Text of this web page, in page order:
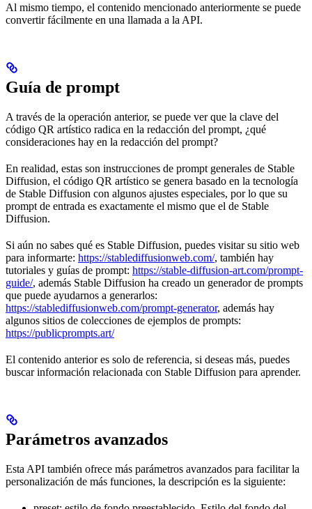
Al mismo tiempo, el contenido mencionado anteriormente se puede
convertir fácilmente en una llamada a la API.
Guía de prompt
A través de la operación anterior, se puede ver que la clave del
código QR artístico radica en la redacción del prompt, ¿qué
consideraciones hay en la redacción del prompt?
En realidad, estas son instrucciones de prompt generales de Stable
Diffusion, el código QR artístico se genera basado en la tecnología
de Stable Diffusion con algunos ajustes especiales, por lo que su
prompt de entrada es exactamente el mismo que el de Stable
Diffusion.
Si aún no sabes qué es Stable Diffusion, puedes visitar su sitio web
para informarte: https://stablediffusionweb.com/, también hay
tutoriales y guías de prompt: https://stable-diffusion-art.com/prompt-
guide/, además Stable Diffusion ha creado un generador de prompts
que puede ayudarnos a generarlos:
https://stablediffusionweb.com/prompt-generator, además hay
algunos sitios de colecciones de ejemplos de prompts:
https://publicprompts.art/
El contenido anterior es solo de referencia, si deseas más, puedes
buscar información relacionada con Stable Diffusion para aprender.
Parámetros avanzados
Esta API también ofrece más parámetros avanzados para facilitar la
personalización de más funciones, la descripción es la siguiente: